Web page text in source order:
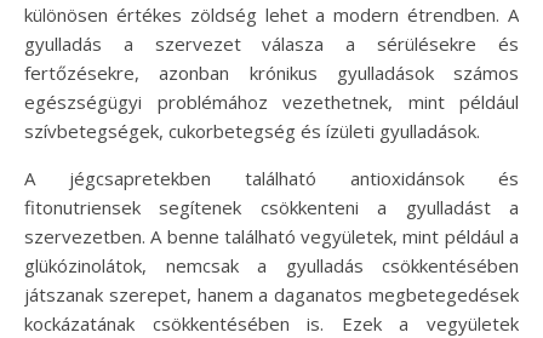
különösen értékes zöldség lehet a modern étrendben. A
gyulladás a szervezet válasza a sérülésekre és
fertőzésekre, azonban krónikus gyulladások számos
egészségügyi problémához vezethetnek, mint például
szívbetegségek, cukorbetegség és ízületi gyulladások.
A jégcsapretekben található antioxidánsok és
fitonutriensek segítenek csökkenteni a gyulladást a
szervezetben. A benne található vegyületek, mint például a
glükózinolátok, nemcsak a gyulladás csökkentésében
játszanak szerepet, hanem a daganatos megbetegedések
kockázatának csökkentésében is. Ezek a vegyületek